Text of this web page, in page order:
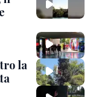
la